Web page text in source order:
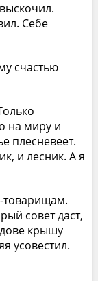
Себе
счастью
на миру и
плесневеет.
и лесник. А я
товарищам.
совет даст,
крышу
усовестил.